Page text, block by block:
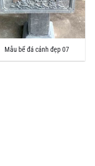
Mẫu bể đá cảnh đẹp 07